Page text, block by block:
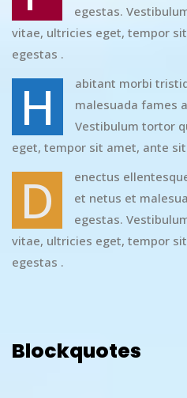
egestas.
vitae, ultricies eget, tempor
egestas .
H
abitant morbi
malesuada fames
Vestibulum tortor
eget, tempor sit amet, ante
D
enectus
et netus et
egestas.
vitae, ultricies eget, tempor
egestas .
Blockquotes